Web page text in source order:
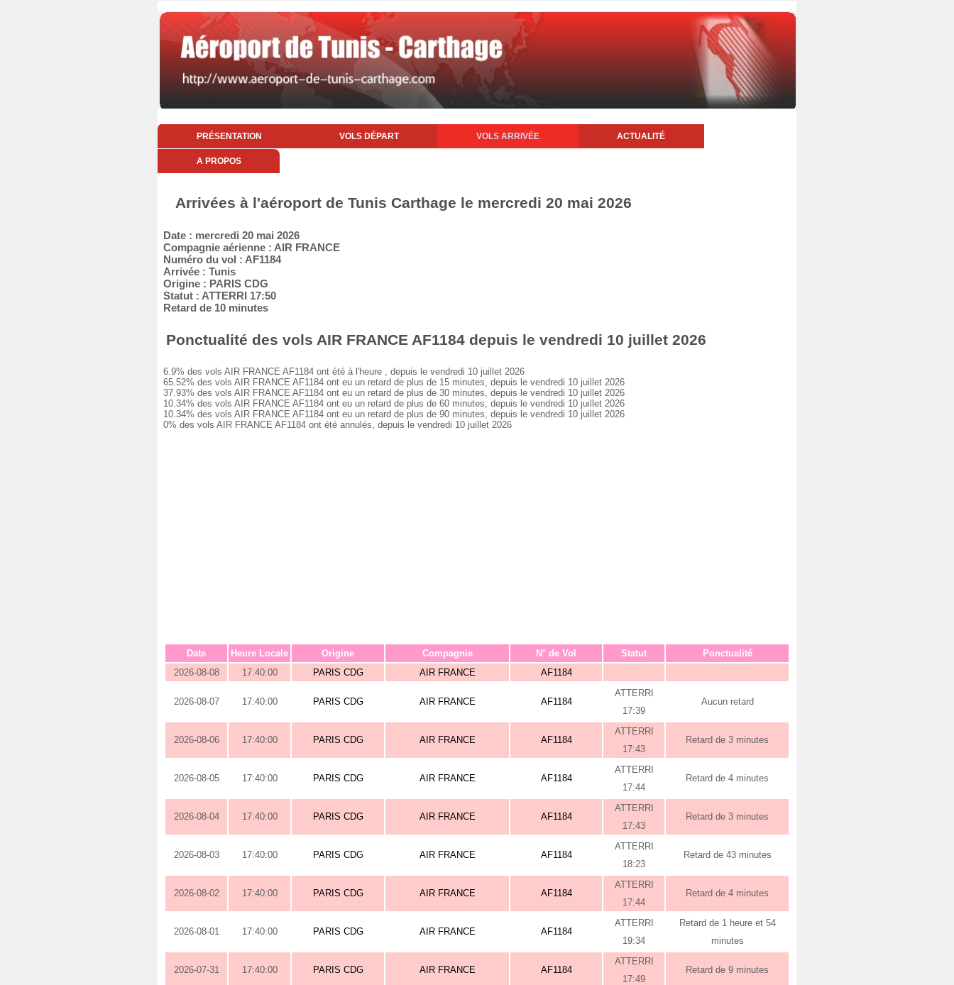
PRÉSENTATION VOLS DÉPART VOLS ARRIVÉE ACTUALITÉ
A PROPOS
Arrivées à l'aéroport de Tunis Carthage le mercredi 20 mai 2026
Date : mercredi 20 mai 2026
Compagnie aérienne : AIR FRANCE
Numéro du vol : AF1184
Arrivée : Tunis
Origine : PARIS CDG
Statut : ATTERRI 17:50
Retard de 10 minutes
Ponctualité des vols AIR FRANCE AF1184 depuis le vendredi 10 juillet 2026
6.9% des vols AIR FRANCE AF1184 ont été à l'heure , depuis le vendredi 10 juillet 2026
65.52% des vols AIR FRANCE AF1184 ont eu un retard de plus de 15 minutes, depuis le vendredi 10 juillet 2026
37.93% des vols AIR FRANCE AF1184 ont eu un retard de plus de 30 minutes, depuis le vendredi 10 juillet 2026
10.34% des vols AIR FRANCE AF1184 ont eu un retard de plus de 60 minutes, depuis le vendredi 10 juillet 2026
10.34% des vols AIR FRANCE AF1184 ont eu un retard de plus de 90 minutes, depuis le vendredi 10 juillet 2026
0% des vols AIR FRANCE AF1184 ont été annulés, depuis le vendredi 10 juillet 2026
Date Heure Locale Origine Compagnie N° de Vol Statut
Ponctualité
2026-08-08
17:40:00 PARIS CDG AIR FRANCE AF1184
2026-08-07 17:40:00 PARIS CDG AIR FRANCE AF1184
ATTERRI
17:39
Aucun retard
2026-08-06 17:40:00 PARIS CDG AIR FRANCE AF1184
ATTERRI
17:43
Retard de 3 minutes
2026-08-05 17:40:00 PARIS CDG AIR FRANCE AF1184
ATTERRI
17:44
Retard de 4 minutes
2026-08-04 17:40:00 PARIS CDG AIR FRANCE AF1184
ATTERRI
17:43
Retard de 3 minutes
2026-08-03 17:40:00 PARIS CDG AIR FRANCE AF1184
ATTERRI
18:23
Retard de 43 minutes
2026-08-02 17:40:00 PARIS CDG AIR FRANCE AF1184
ATTERRI
17:44
Retard de 4 minutes
2026-08-01 17:40:00 PARIS CDG AIR FRANCE AF1184
ATTERRI
19:34
Retard de 1 heure et 54
minutes
2026-07-31 17:40:00 PARIS CDG AIR FRANCE AF1184
ATTERRI
17:49
Retard de 9 minutes